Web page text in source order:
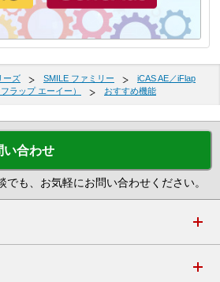
ーズ SMILE ファミリー
iCAS AE／iFlap
ラップ エーイー）
おすすめ機能
い合わせ
も、お気軽にお問い合わせください。